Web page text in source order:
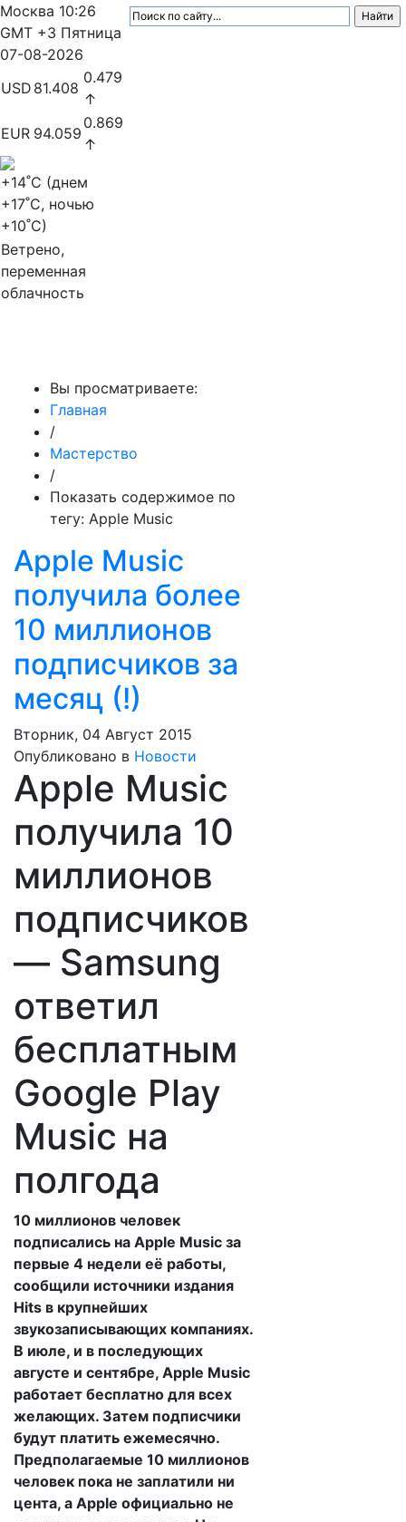
Москва 10:26
GMT +3 Пятница
07-08-2026
USD 81.408
0.479
↑
EUR 94.059
0.869
↑
+14˚C (днем
+17˚C, ночью
+10˚C)
Ветрено,
переменная
облачность
Вы просматриваете:
Главная
/
Мастерство
/
Показать содержимое по
тегу: Apple Music
Apple Music
получила более
10 миллионов
подписчиков за
месяц (!)
Вторник, 04 Август 2015
Опубликовано в Новости
Apple Music
получила 10
миллионов
подписчиков
— Samsung
ответил
бесплатным
Google Play
Music на
полгода
10 миллионов человек
подписались на Apple Music за
первые 4 недели её работы,
сообщили источники издания
Hits в крупнейших
звукозаписывающих компаниях.
В июле, и в последующих
августе и сентябре, Apple Music
работает бесплатно для всех
желающих. Затем подписчики
будут платить ежемесячно.
Предполагаемые 10 миллионов
человек пока не заплатили ни
цента, а Apple официально не